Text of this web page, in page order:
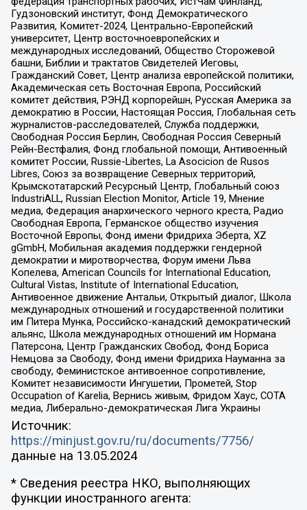
Гудзоновский институт, Фонд Демократического
Развития, Комитет-2024, Центрально-Европейский
университет, Центр восточноевропейских и
международных исследований, Общество Сторожевой
башни, Библии и трактатов Свидетелей Иеговы,
Гражданский Совет, Центр анализа европейской политики,
Академическая сеть Восточная Европа, Российский
комитет действия, РЭНД корпорейшн, Русская Америка за
демократию в России, Настоящая Россия, Глобальная сеть
журналистов-расследователей, Служба поддержки,
Свободная Россия Берлин, Свободная Россия Северный
Рейн-Вестфалия, Фонд глобальной помощи, Антивоенный
комитет России, Russie-Libertes, La Asocicion de Rusos
Libres, Союз за возвращение Северных территорий,
Крымскотатарский Ресурсный Центр, Глобальный союз
IndustriALL, Russian Election Monitor, Article 19, Мнение
медиа, Федерация анархического черного креста, Радио
Свободная Европа, Германское общество изучения
Восточной Европы, Фонд имени Фридриха Эберта, XZ
gGmbH, Мобильная академия поддержки гендерной
демократии и миротворчества, Форум имени Льва
Копелева, American Councils for International Education,
Cultural Vistas, Institute of International Education,
Антивоенное движение Антальи, Открытый диалог, Школа
международных отношений и государственной политики
им Питера Мунка, Российско-канадский демократический
альянс, Школа международных отношений им Нормана
Патерсона, Центр Гражданских Свобод, Фонд Бориса
Немцова за Свободу, Фонд имени Фридриха Науманна за
свободу, Феминистское антивоенное сопротивление,
Комитет независимости Ингушетии, Прометей, Stop
Occupation of Karelia, Вернись живым, Фридом Хаус, СОТА
медиа, Либерально-демократическая Лига Украины
Источник:
https://minjust.gov.ru/ru/documents/7756/
данные на 13.05.2024
* Сведения реестра НКО, выполняющих
функции иностранного агента: